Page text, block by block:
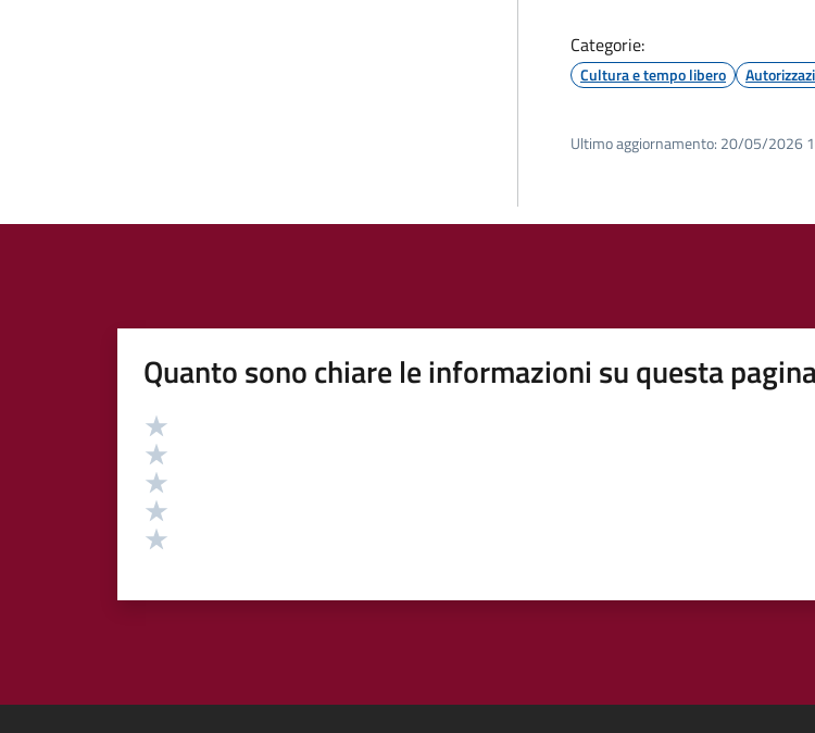
Categorie:
Cultura e tempo libero
Ultimo aggiornamento: 20/05/2026
Quanto sono chiare le informazioni su questa
Valutazione